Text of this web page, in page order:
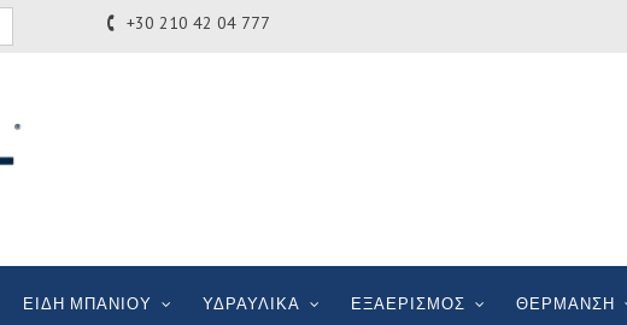
+30 210 42 04 777
ΕΙΔΗ ΜΠΑΝΙΟΥ ΥΔΡΑΥΛΙΚΑ ΕΞΑΕΡΙΣΜΟΣ ΘΕΡΜΑΝΣΗ